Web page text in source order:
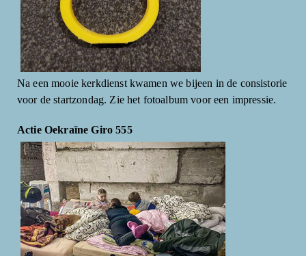
Na een mooie kerkdienst kwamen we bijeen in de consistorie
voor de startzondag. Zie het fotoalbum voor een impressie.
Actie Oekraïne Giro 555